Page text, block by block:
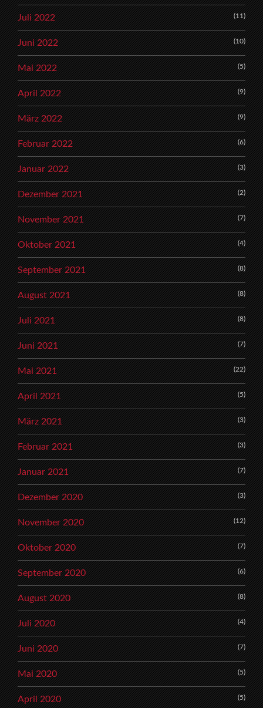
Juli 2022 (11)
Juni 2022 (10)
Mai 2022 (5)
April 2022 (9)
März 2022 (9)
Februar 2022 (6)
Januar 2022 (3)
Dezember 2021 (2)
November 2021 (7)
Oktober 2021 (4)
September 2021 (8)
August 2021 (8)
Juli 2021 (8)
Juni 2021 (7)
Mai 2021 (22)
April 2021 (5)
März 2021 (3)
Februar 2021 (3)
Januar 2021 (7)
Dezember 2020 (3)
November 2020 (12)
Oktober 2020 (7)
September 2020 (6)
August 2020 (8)
Juli 2020 (4)
Juni 2020 (7)
Mai 2020 (5)
April 2020 (5)